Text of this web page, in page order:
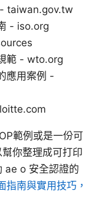
- taiwan.gov.tw
- iso.org
範 - wto.org
應用案例 -
範例或是一份可
你整理成可打印
ae o 安全認證的
指南與實用技巧，